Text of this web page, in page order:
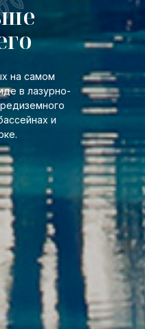
на самом
в лазурно-
и